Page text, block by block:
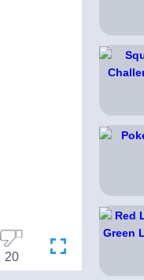
20